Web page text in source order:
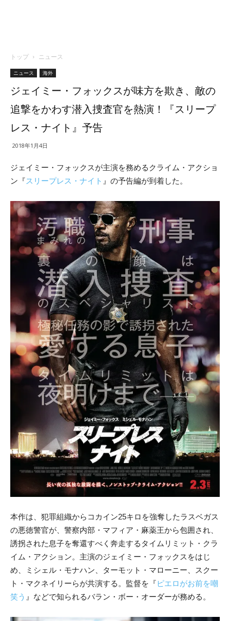
トップ ニュース
ニュース 海外
ジェイミー・フォックスが味方を欺き、敵の
追撃をかわす潜入捜査官を熱演！『スリープ
レス・ナイト』予告
2018年1月4日
ジェイミー・フォックスが主演を務めるクライム・アクショ
ン 『スリープレス・ナイト 』の予告編が到着した。
本作は、犯罪組織からコカイン25キロを強奪したラスベガス
の悪徳警官が、警察内部・マフィア・麻薬王から包囲され、
誘拐された息子を奪還すべく奔走するタイムリミット・クラ
イム・アクション。主演のジェイミー・フォックスをはじ
め、
ミシェル・モナハン、ターモット・マローニー、スクー
ト・マクネイリーらが共演する。監督を『ピエロがお前を嘲
笑う 』などで知られるバラン・ボー・オーダーが務める。